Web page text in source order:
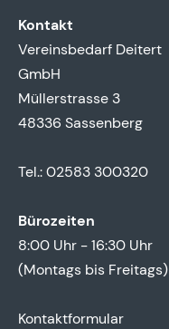
Kontakt
Vereinsbedarf Deitert
GmbH
Müllerstrasse 3
48336 Sassenberg
Tel.: 02583 300320
Bürozeiten
8:00 Uhr - 16:30 Uhr
(Montags bis Freitags)
Kontaktformular